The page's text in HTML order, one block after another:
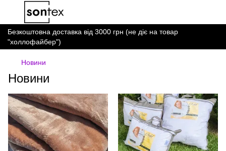
Безкоштовна доставка від 3000 грн (не діє на товар
"холлофайбер")
Новини
Новини